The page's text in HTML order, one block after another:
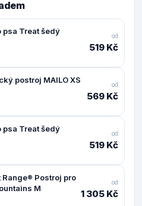
psa Treat šedý
od
519 Kč
postroj MAILO XS
od
569 Kč
psa Treat šedý
od
519 Kč
Range® Postroj pro
M
od
1 305 Kč